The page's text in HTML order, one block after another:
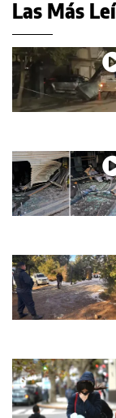
Las Más